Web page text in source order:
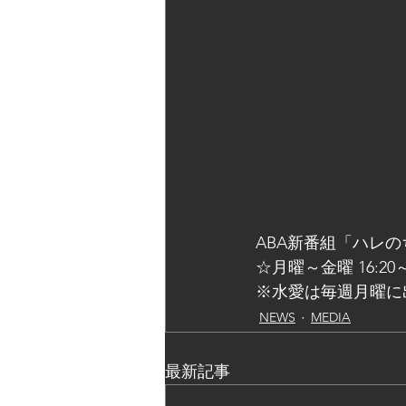
ABA新番組「ハレの
☆月曜～金曜 16:20
※水愛は毎週月曜に
NEWS MEDIA
最新記事